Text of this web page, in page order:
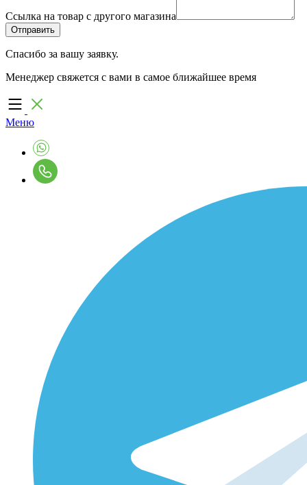
Ссылка на товар с другого магазина
Спасибо за вашу заявку.
Менеджер свяжется с вами в самое ближайшее время
Меню